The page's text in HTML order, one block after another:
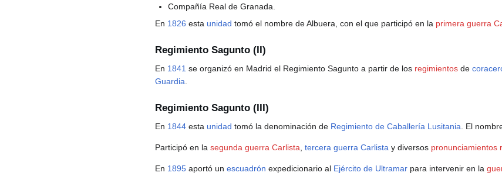
Compañía Real de Granada.
En 1826 esta unidad tomó el nombre de Albuera, con el que participó en la primera guerra
Regimiento Sagunto (II)
En 1841 se organizó en Madrid el Regimiento Sagunto a partir de los regimientos de
Guardia
Regimiento Sagunto (III)
En 1844 esta unidad tomó la denominación de Regimiento de Caballería Lusitania. El
Participó en la segunda guerra Carlista, tercera guerra Carlista y diversos pronunciamientos
En 1895 aportó un escuadrón expedicionario al Ejército de Ultramar para intervenir en la